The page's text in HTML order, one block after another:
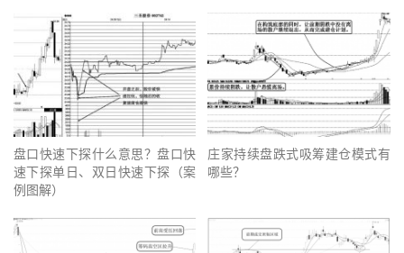
盘口快速下探什么意思？盘口快
速下探单日、双日快速下探（案
例图解）
庄家持续盘跌式吸筹建仓模式有
哪些？